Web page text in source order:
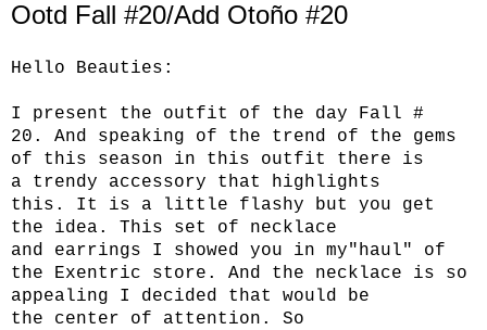
Ootd Fall #20/Add Otoño #20
Hello Beauties :
I present the outfit of the day Fall
#
20.
And speaking of the trend
of the gems
of
this season in this outfit
there is
a
trendy accessory that
highlights
this . It is a little flashy but you
get
the idea.
This set
of necklace
and
earrings I showed you in my"haul"
of
the Exentric
store . And the necklace is
so
appealing
I decided that
would be
the
center of attention.
So